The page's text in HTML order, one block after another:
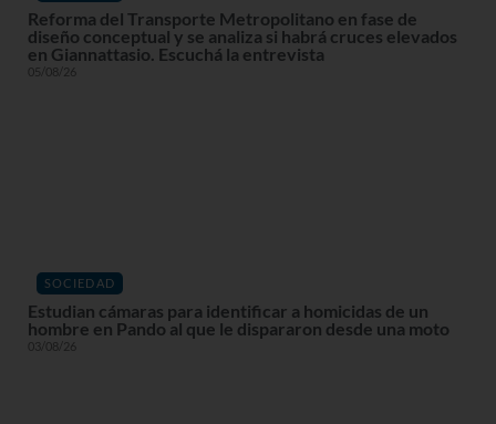
Reforma del Transporte Metropolitano en fase de
diseño conceptual y se analiza si habrá cruces elevados
en Giannattasio. Escuchá la entrevista
05/08/26
SOCIEDAD
Estudian cámaras para identificar a homicidas de un
hombre en Pando al que le dispararon desde una moto
03/08/26